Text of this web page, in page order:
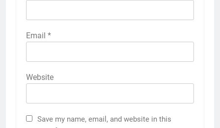
Email *
Website
Save my name, email, and website in this